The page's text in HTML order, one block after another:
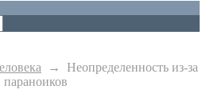
→ Неопределенность из-за